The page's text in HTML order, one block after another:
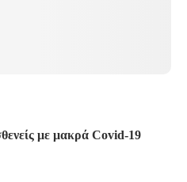
με μακρά Covid-19